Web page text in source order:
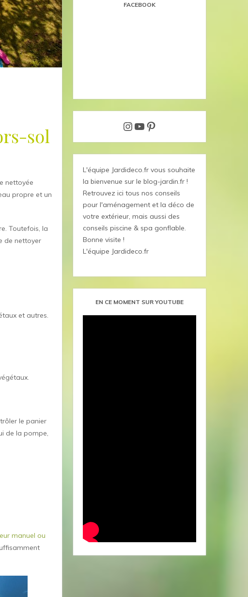
sol
nettoyée
propre et un
Toutefois, la
de nettoyer
et autres.
le panier
de la pompe,
manuel ou
FACEBOOK
Instagram
YouTube
Pinterest
L'équipe Jardideco.fr vous souhaite
la bienvenue sur le blog-jardin.fr !
Retrouvez ici tous nos conseils
pour l'aménagement et la déco de
votre extérieur, mais aussi des
conseils piscine & spa gonflable.
Bonne visite !
L'équipe Jardideco.fr
EN CE MOMENT SUR YOUTUBE